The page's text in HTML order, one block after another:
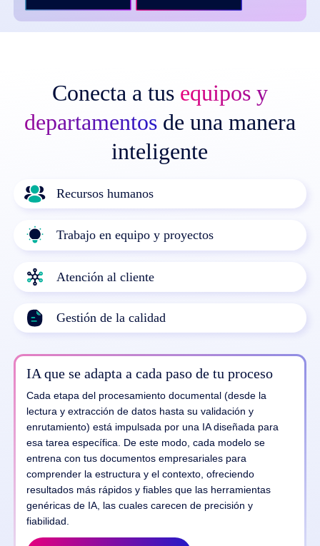
Conecta a tus equipos y
departamentosde una manera
inteligente
Recursos humanos
Trabajo en equipo y proyectos
Atención al cliente
Gestión de la calidad
IA que se adapta a cada paso de tu proceso
Cada etapa del procesamiento documental (desde la
lectura y extracción de datos hasta su validación y
enrutamiento) está impulsada por una IA diseñada para
esa tarea específica. De este modo, cada modelo se
entrena con tus documentos empresariales para
comprender la estructura y el contexto, ofreciendo
resultados más rápidos y fiables que las herramientas
genéricas de IA, las cuales carecen de precisión y
fiabilidad.